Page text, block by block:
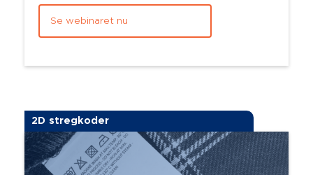
Se webinaret nu
2D stregkoder